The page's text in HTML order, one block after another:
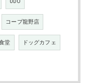
コープ龍野店
堂 ドッグカフェ